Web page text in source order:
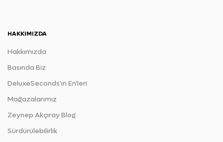
HAKKIMIZDA
Hakkımızda
Basında Biz
DeluxeSeconds'ın En'leri
Mağazalarımız
Zeynep Akçıray Blog
Sürdürülebilirlik